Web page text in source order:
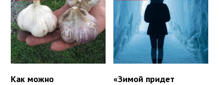
Как можно
«Зимой придет